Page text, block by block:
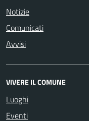
Notizie
Comunicati
Avvisi
VIVERE IL COMUNE
Luoghi
Eventi